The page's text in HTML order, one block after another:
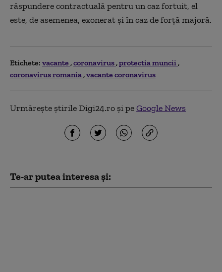
răspundere contractuală pentru un caz fortuit, el
este, de asemenea, exonerat și în caz de forță majoră.
Etichete: vacante coronavirus protectia muncii
coronavirus romania vacante coronavirus
Urmărește știrile Digi24.ro și peGoogle News
Te-ar putea interesa și: